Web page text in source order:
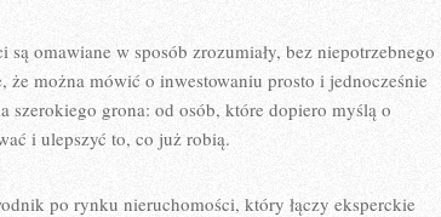
omawiane w sposób zrozumiały, bez niepotrzebnego
można mówić o inwestowaniu prosto i jednocześnie
szerokiego grona: od osób, które dopiero myślą o
i ulepszyć to, co już robią.
po rynku nieruchomości, który łączy eksperckie